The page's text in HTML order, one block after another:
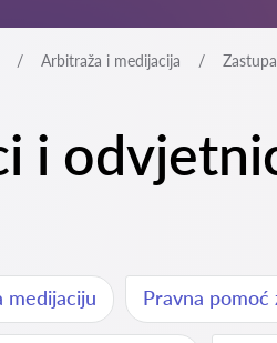
Arbitraža i medijacija
i
medijaciju Pravna pomoć